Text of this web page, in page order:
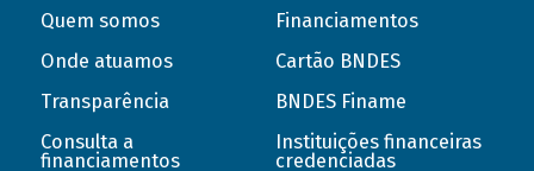
Quem somos
Onde atuamos
Transparência
Consulta a
financiamentos
Financiamentos
Cartão BNDES
BNDES Finame
Instituições financeiras
credenciadas